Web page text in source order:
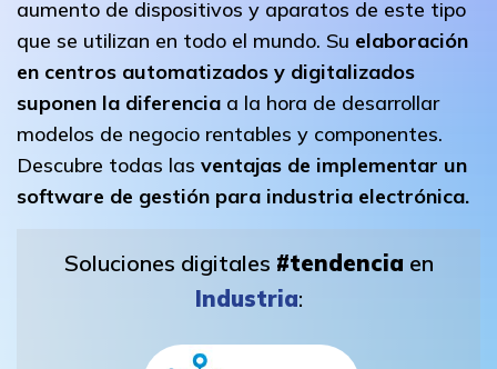
aumento de dispositivos y aparatos de este tipo
que se utilizan en todo el mundo. Su elaboración
en centros automatizados y digitalizados
suponen la diferencia a la hora de desarrollar
modelos de negocio rentables y componentes.
Descubre todas las ventajas de implementar un
software de gestión para industria electrónica.
Soluciones digitales #tendenciaen
Industria: